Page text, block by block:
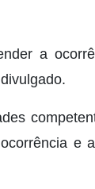
a
e